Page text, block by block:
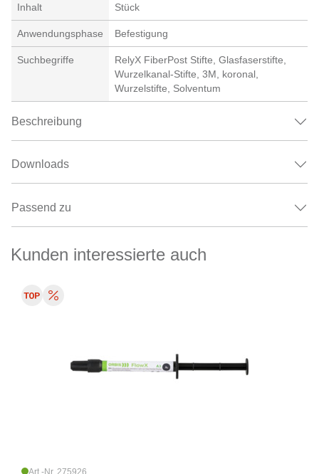
Inhalt Stück
Anwendungsphase Befestigung
Suchbegriffe
RelyX FiberPost Stifte, Glasfaserstifte,
Wurzelkanal-Stifte, 3M, koronal,
Wurzelstifte, Solventum
Beschreibung
Downloads
Passend zu
Kunden interessierte auch
Art.-Nr. 275926